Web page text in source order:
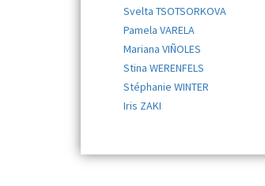
Svelta TSOTSORKOVA
Pamela VARELA
Mariana VIÑOLES
Stina WERENFELS
Stéphanie WINTER
Iris ZAKI